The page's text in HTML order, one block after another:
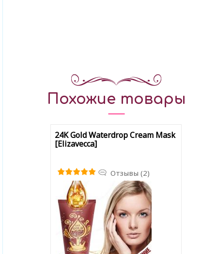
Похожие товары
24K Gold Waterdrop Cream Mask
[Elizavecca]
Отзывы (2)